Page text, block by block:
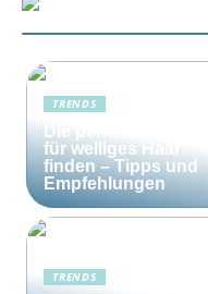
TRENDS
Die perfekte Bürste
für welliges Haar
finden – Tipps und
Empfehlungen
TRENDS